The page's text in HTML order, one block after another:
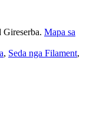
Mapa sa
, Seda nga Filament,